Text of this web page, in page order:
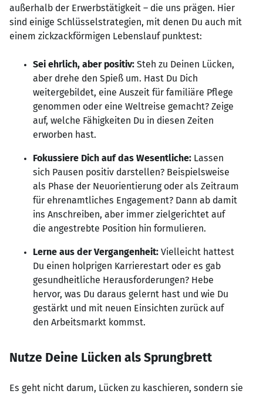
außerhalb der Erwerbstätigkeit – die uns prägen. Hier
sind einige Schlüsselstrategien, mit denen Du auch mit
einem zickzackförmigen Lebenslauf punktest:
Sei ehrlich, aber positiv: Steh zu Deinen Lücken,
aber drehe den Spieß um. Hast Du Dich
weitergebildet, eine Auszeit für familiäre Pflege
genommen oder eine Weltreise gemacht? Zeige
auf, welche Fähigkeiten Du in diesen Zeiten
erworben hast.
Fokussiere Dich auf das Wesentliche: Lassen
sich Pausen positiv darstellen? Beispielsweise
als Phase der Neuorientierung oder als Zeitraum
für ehrenamtliches Engagement? Dann ab damit
ins Anschreiben, aber immer zielgerichtet auf
die angestrebte Position hin formulieren.
Lerne aus der Vergangenheit: Vielleicht hattest
Du einen holprigen Karrierestart oder es gab
gesundheitliche Herausforderungen? Hebe
hervor, was Du daraus gelernt hast und wie Du
gestärkt und mit neuen Einsichten zurück auf
den Arbeitsmarkt kommst.
Nutze Deine Lücken als Sprungbrett
Es geht nicht darum, Lücken zu kaschieren, sondern sie